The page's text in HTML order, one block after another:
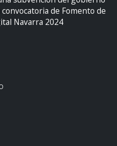
de Fomento de
Navarra 2024